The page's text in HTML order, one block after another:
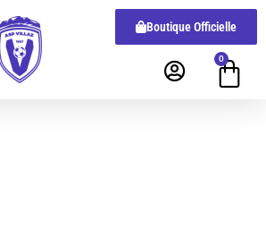
Boutique Officielle
0